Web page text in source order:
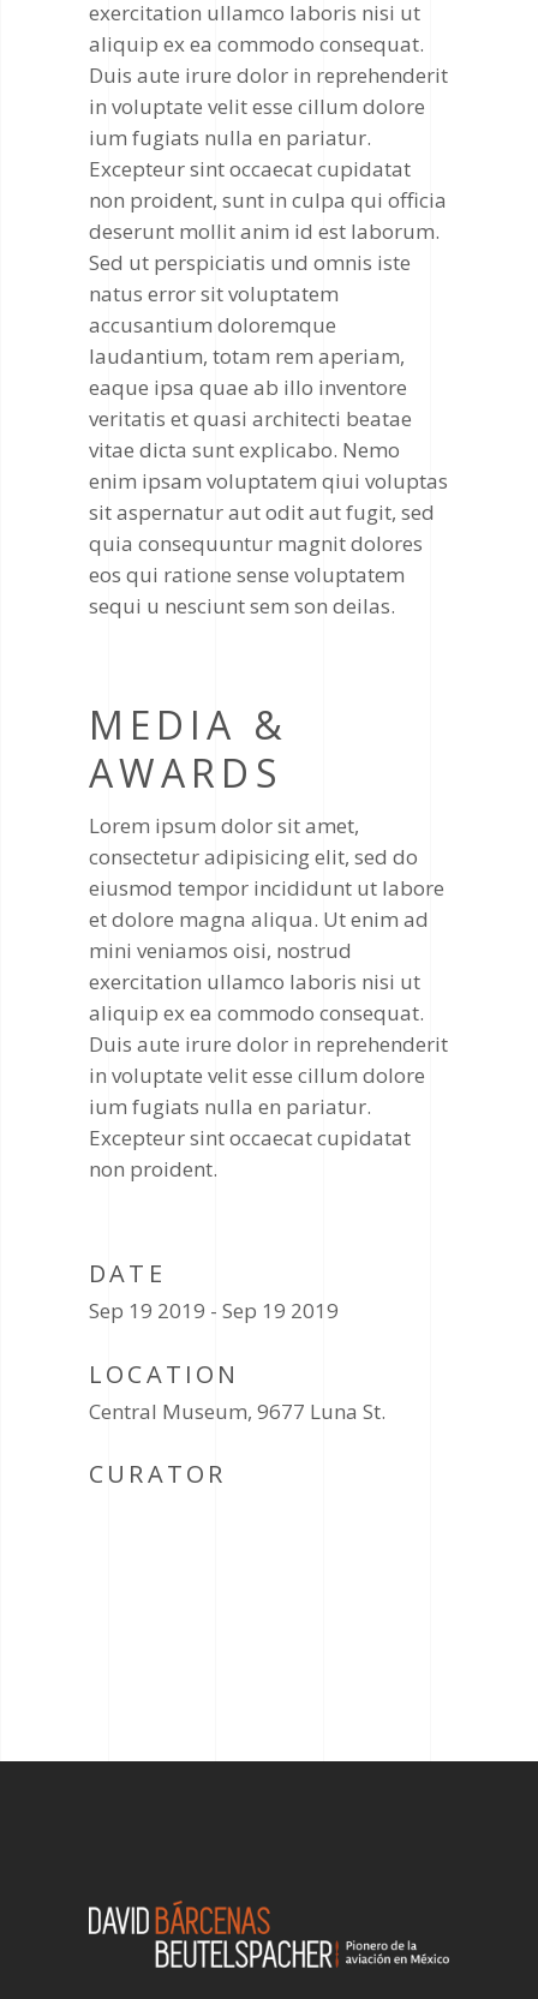
exercitation ullamco laboris nisi ut
aliquip ex ea commodo consequat.
Duis aute irure dolor in reprehenderit
in voluptate velit esse cillum dolore
ium fugiats nulla en pariatur.
Excepteur sint occaecat cupidatat
non proident, sunt in culpa qui officia
deserunt mollit anim id est laborum.
Sed ut perspiciatis und omnis iste
natus error sit voluptatem
accusantium doloremque
laudantium, totam rem aperiam,
eaque ipsa quae ab illo inventore
veritatis et quasi architecti beatae
vitae dicta sunt explicabo. Nemo
enim ipsam voluptatem qiui voluptas
sit aspernatur aut odit aut fugit, sed
quia consequuntur magnit dolores
eos qui ratione sense voluptatem
sequi u nesciunt sem son deilas.
MEDIA &
AWARDS
Lorem ipsum dolor sit amet,
consectetur adipisicing elit, sed do
eiusmod tempor incididunt ut labore
et dolore magna aliqua. Ut enim ad
mini veniamos oisi, nostrud
exercitation ullamco laboris nisi ut
aliquip ex ea commodo consequat.
Duis aute irure dolor in reprehenderit
in voluptate velit esse cillum dolore
ium fugiats nulla en pariatur.
Excepteur sint occaecat cupidatat
non proident.
DATE
Sep 19 2019 - Sep 19 2019
LOCATION
Central Museum, 9677 Luna St.
CURATOR